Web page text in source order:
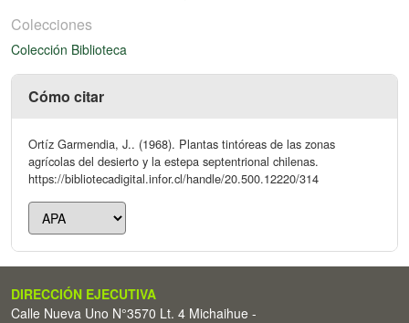
Colecciones
Colección Biblioteca
Cómo citar
Ortíz Garmendia, J.. (1968). Plantas tintóreas de las zonas
agrícolas del desierto y la estepa septentrional chilenas.
https://bibliotecadigital.infor.cl/handle/20.500.12220/314
DIRECCIÓN EJECUTIVA
Calle Nueva Uno N°3570 Lt. 4 Michaihue -